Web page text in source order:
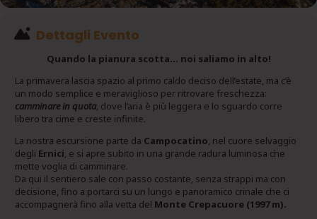
Dettagli Evento
Quando la pianura scotta… noi saliamo in alto!
La primavera lascia spazio al primo caldo deciso dell’estate, ma c’è
un modo semplice e meraviglioso per ritrovare freschezza:
camminare in quota, dove l’aria è più leggera e lo sguardo corre
libero tra cime e creste infinite.
La nostra escursione parte da Campocatino, nel cuore selvaggio
degli Ernici, e si apre subito in una grande radura luminosa che
mette voglia di camminare.
Da qui il sentiero sale con passo costante, senza strappi ma con
decisione, fino a portarci su un lungo e panoramico crinale che ci
accompagnerà fino alla vetta del Monte Crepacuore (1997 m).